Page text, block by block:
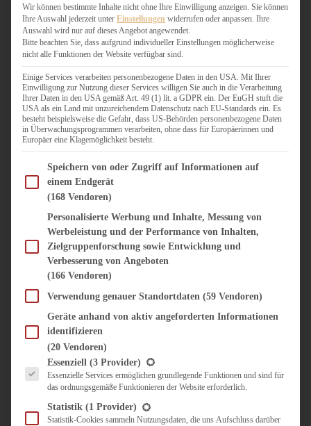
BURGER & SANDWICHES
FIX AUF DEM TISCH
FLEISCH & FISCH
GRILLEN / BARBECUE
HERZHAFTES BACKEN
ONE-POT-GERICHTE
PASTA & NUDELGERICHTE
PIZZA, TARTES & QUICHES
REIS & RISOTTO
SALATE & SNACKS
SUPPENKASPEREIEN
VORSPEISEN
SÜSS & HERZHAFT
BROTAUFSTRICH
DIPS, SAUCEN, CHUTNEYS
KÜCHENGESCHENKE
UNTERWEGS
KULINARISCH UNTERWEGS
Wir können bestimmte Inhalte nicht ohne Ihre Einwilligung anzeigen. Sie können
Ihre Auswahl jederzeit unter Einstellungen widerrufen oder anpassen. Ihre
Auswahl wird nur auf dieses Angebot angewendet.
Bitte beachten Sie, dass aufgrund individueller Einstellungen möglicherweise
nicht alle Funktionen der Website verfügbar sind.
Einige Services verarbeiten personenbezogene Daten in den USA. Mit Ihrer
Einwilligung zur Nutzung dieser Services willigen Sie auch in die Verarbeitung
Ihrer Daten in den USA gemäß Art. 49 (1) lit. a GDPR ein. Der EuGH stuft die
USA als ein Land mit unzureichendem Datenschutz nach EU-Standards ein. Es
besteht beispielsweise die Gefahr, dass US-Behörden personenbezogene Daten
in Überwachungsprogrammen verarbeiten, ohne dass für Europäerinnen und
Europäer eine Klagemöglichkeit besteht.
Im Folgenden finden Sie eine Liste der Zwecke des IAB Transparency and Consent
Speichern von oder Zugriff auf Informationen auf
einem Endgerät
(168 Vendoren)
Personalisierte Werbung und Inhalte, Messung von
Werbeleistung und der Performance von Inhalten,
Zielgruppenforschung sowie Entwicklung und
Verbesserung von Angeboten
(166 Vendoren)
Verwendung genauer Standortdaten (59 Vendoren)
Geräte anhand von aktiv angeforderten Informationen
identifizieren
(20 Vendoren)
Es folgt eine Liste der Service-Gruppen, für die eine Einwilligung erteilt werden
Essenziell (3 Provider)
Essenzielle Services ermöglichen grundlegende Funktionen und sind für
das ordnungsgemäße Funktionieren der Website erforderlich.
Statistik (1 Provider)
Statistik-Cookies sammeln Nutzungsdaten, die uns Aufschluss darüber